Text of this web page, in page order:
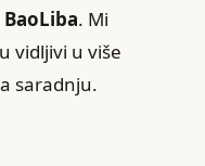
BaoLiba. Mi
vidljivi u više
saradnju.